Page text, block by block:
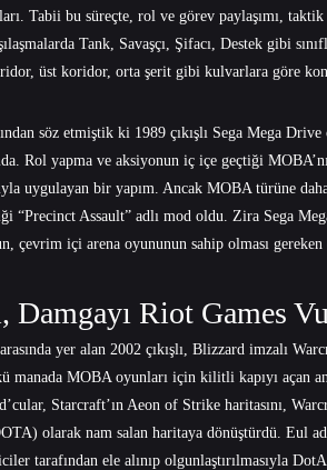
Tabii bu süreçte, rol ve görev paylaşımı,
Tank, Savaşçı, Şifacı, Destek gibi
üst koridor, orta şerit gibi kulvarlara göre
söz etmiştik ki 1989 çıkışlı Sega Mega
Rol yapma ve aksiyonun iç içe geçtiği
uygulayan bir yapım. Ancak MOBA türüne
“Precinct Assault” adlı mod oldu. Zira Sega
çevrim içi arena oyununun sahip olması gereken
Damgayı Riot Games
yer alan 2002 çıkışlı, Blizzard imzalı
manada MOBA oyunları için kilitli kapıyı açan
Starcraft’ın Aeon of Strike haritasını,
olarak nam salan haritaya dönüştürdü. Eul
tarafından ele alınıp olgunlaştırılmasıyla